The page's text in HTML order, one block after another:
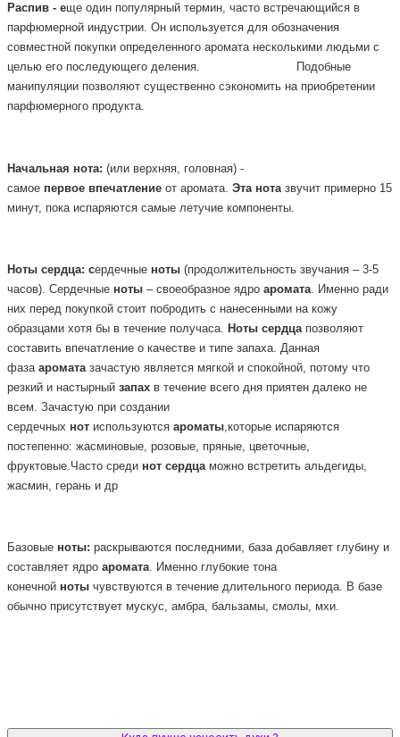
Распив - еще один популярный термин, часто встречающийся в
парфюмерной индустрии. Он используется для обозначения
совместной покупки определенного аромата несколькими людьми с
целью его последующего деления.
Подобные
манипуляции позволяют существенно сэкономить на приобретении
парфюмерного продукта.
Начальная нота: (или верхняя, головная) -
самое первое впечатление от аромата. Эта нота звучит примерно 15
минут, пока испаряются самые летучие компоненты.
Ноты сердца: сердечные ноты (продолжительность звучания – 3-5
часов). Сердечные ноты – своеобразное ядро аромата. Именно ради
них перед покупкой стоит побродить с нанесенными на кожу
образцами хотя бы в течение получаса. Ноты сердцапозволяют
составить впечатление о качестве и типе запаха. Данная
фаза ароматазачастую является мягкой и спокойной, потому что
резкий и настырный запах в течение всего дня приятен далеко не
всем. Зачастую при создании
сердечных нот используются ароматы,которые испаряются
постепенно: жасминовые, розовые, пряные, цветочные,
фруктовые.Часто среди нот сердцаможно встретить альдегиды,
жасмин, герань и др
Базовые ноты: раскрываются последними, база добавляет глубину и
составляет ядро аромата. Именно глубокие тона
конечной ноты чувствуются в течение длительного периода. В базе
обычно присутствует мускус, амбра, бальзамы, смолы, мхи.